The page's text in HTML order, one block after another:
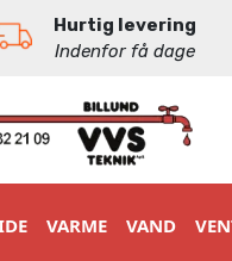
Hurtig levering
Indenfor få dage
VARME VAND